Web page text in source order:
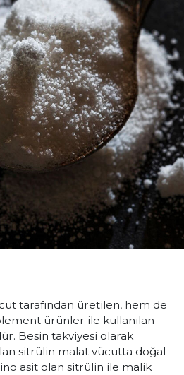
tarafından üretilen, hem de
ürünler ile kullanılan
Besin takviyesi olarak
sitrülin malat vücutta doğal
asit olan sitrülin ile malik